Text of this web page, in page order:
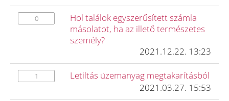
0
Hol találok egyszerűsített számla
másolatot, ha az illető természetes
személy?
2021.12.22. 13:23
1
Letiltás üzemanyag megtakarításból
2021.03.27. 15:53